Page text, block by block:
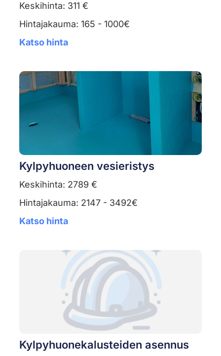
Keskihinta: 311 €
Hintajakauma: 165 - 1000€
Katso hinta
Kylpyhuoneen vesieristys
Keskihinta: 2789 €
Hintajakauma: 2147 - 3492€
Katso hinta
Kylpyhuonekalusteiden asennus